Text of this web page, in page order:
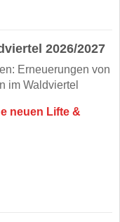
2026/2027
Erneuerungen von
im Waldviertel
neuen Lifte &